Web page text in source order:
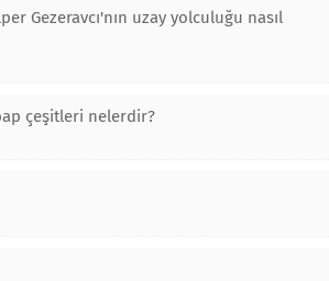
Gezeravcı'nın uzay yolculuğu nasıl
çeşitleri nelerdir?